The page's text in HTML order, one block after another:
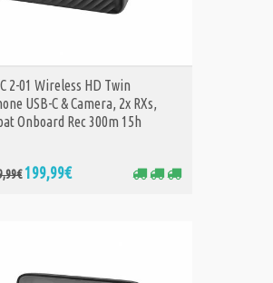
2-01 Wireless HD Twin
USB-C & Camera, 2x RXs,
Onboard Rec 300m 15h
199,99€